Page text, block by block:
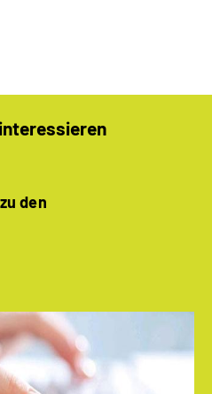
den